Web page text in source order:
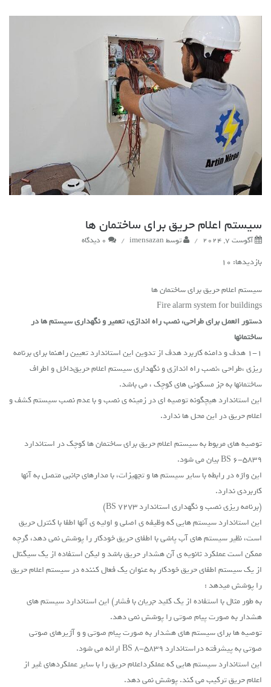
سیستم اعلام حریق برای ساختمان ها
آگوست 7, 2024 / توسط imensazan
/
بازدیدها: 10
سیستم اعلام حریق برای ساختمان ها
Fire alarm system for buildings
دستور العمل برای طراحی، نصب راه اندازی، تعمیر و نگهداری سیستم ها در
ساختمانها
1-1 هدف و دامنه کاربرد هدف از تدوین این استاندارد تعیین راهنما برای برنامه
ریزی ،طراحی ،نصب راه اندازی ونگهداری سیستم اعلام حریقداخل و اطراف
ساختمانها به جز مسکونی های کوچک ، می باشد.
این استاندارد هیچگونه توصیه ای در زمینه ی نصب و با عدم نصب سیستم کشف و
اعلام حریق در این محل ها ندارد.
توصیه های مربوط به سیستم اعلام حریق برای ساختمان ها کوچک در استاندارد
5839-6 BS بیان می شود.
این واژه در رابطه با سایر سیستم ها و تجهیزات، با مدارهای جانبی متصل به آنها
کاربردی ندارد.
(برنامه ریزی نصب و نگهداری استاندارد 7273 BS)
این استاندارد سیستم هایی که وظیفه ی اصلی و اولیه ی آنها اطفا با کنترل حریق
است، نظیر سیستم های آب پاشی با اطفای حریق خودکار را پوشش نمی دهد، گرچه
ممکن است عملکرد ثانویه ی آن هشدار حریق باشد و لیکن استفاده از یک سیگنال
از یک سیستم اطفای حریق خودکار به عنوان یک فعال کننده در سیستم اعلام حریق
را پوشش میدهد :
به طور مثال با استفاده از یک کلید جریان با فشار) این استاندارد سیستم های
هشدار به صورت پیام صوتی را پوشش نمی دهد.
توصیه ها برای سیستم های هشدار به صورت پیام صوتی و و آژیرهای صوتی
صوتی به پیشرفته دراستاندارد BS 8-5839
ارائه می شود.
این استاندارد سیستم هایی که عملکرداعلام حریقرا با سایر عملکردهای غیر از
اعلام حریق ترکیب می کند. پوشش نمی دهد.